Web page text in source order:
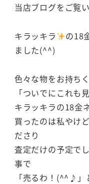
当店ブログをご覧
キラッキラ
の18
ました(^^)
色々な物をお持ち
「ついでにこれも
キラッキラの18金
買ったのは私やけ
ださり
査定だけの予定で
事で
「売るわ！(^^♪」